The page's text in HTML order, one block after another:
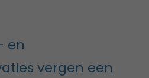
en
vergen een